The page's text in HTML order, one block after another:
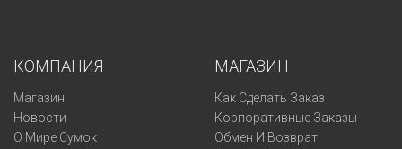
КОМПАНИЯ
Магазин
Новости
О Мире Сумок
МАГАЗИН
Как Сделать Заказ
Корпоративные Заказы
Обмен И Возврат